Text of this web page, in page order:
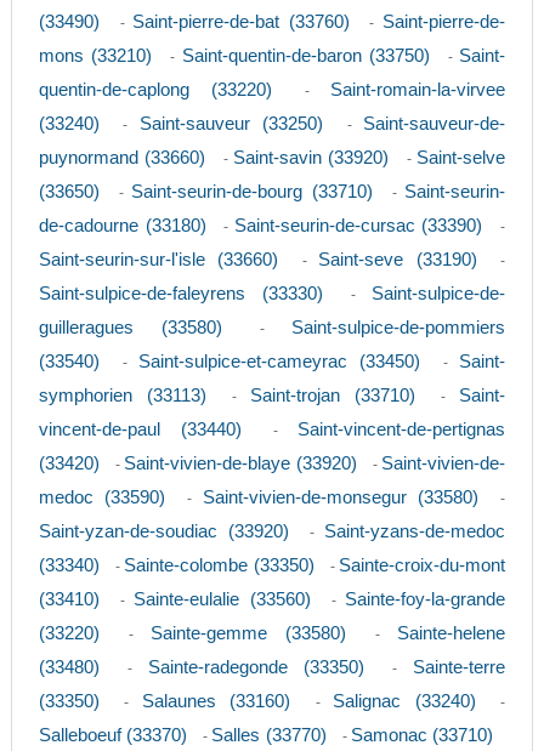
(33490)
- Saint-pierre-de-bat (33760) - Saint-pierre-de-
mons (33210)
- Saint-quentin-de-baron (33750) - Saint-
quentin-de-caplong (33220)
- Saint-romain-la-virvee
(33240)
- Saint-sauveur (33250) - Saint-sauveur-de-
puynormand (33660)
- Saint-savin (33920) - Saint-selve
(33650)
- Saint-seurin-de-bourg (33710) - Saint-seurin-
de-cadourne (33180)
- Saint-seurin-de-cursac (33390) -
Saint-seurin-sur-l'isle (33660) - Saint-seve (33190) -
Saint-sulpice-de-faleyrens (33330) - Saint-sulpice-de-
guilleragues (33580)
- Saint-sulpice-de-pommiers
(33540)
- Saint-sulpice-et-cameyrac (33450) - Saint-
symphorien (33113)
- Saint-trojan (33710) - Saint-
vincent-de-paul (33440)
- Saint-vincent-de-pertignas
(33420)
- Saint-vivien-de-blaye (33920) - Saint-vivien-de-
medoc (33590)
- Saint-vivien-de-monsegur (33580) -
Saint-yzan-de-soudiac (33920) - Saint-yzans-de-medoc
(33340)
- Sainte-colombe (33350) - Sainte-croix-du-mont
(33410)
- Sainte-eulalie (33560) - Sainte-foy-la-grande
(33220)
- Sainte-gemme (33580) - Sainte-helene
(33480)
- Sainte-radegonde (33350) - Sainte-terre
(33350)
- Salaunes (33160) - Salignac (33240) -
Salleboeuf (33370) - Salles (33770) - Samonac (33710)